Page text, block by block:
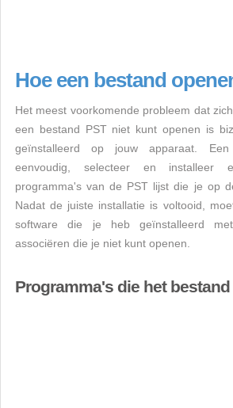
Hoe een bestand
Het meest voorkomende probleem dat
een bestand PST niet kunt openen is
geïnstalleerd op jouw apparaat.
eenvoudig, selecteer en installeer
programma's van de PST lijst die je op
Nadat de juiste installatie is voltooid,
software die je heb geïnstalleerd
associëren die je niet kunt openen.
Programma's die het